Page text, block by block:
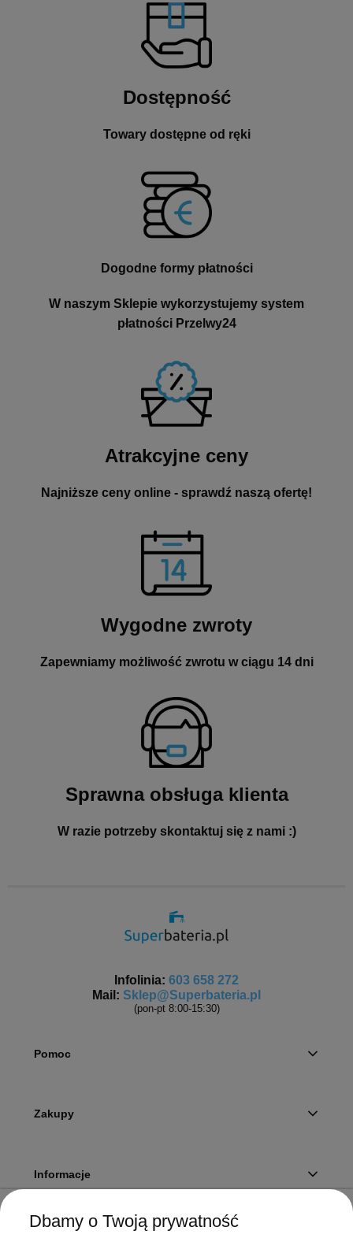
Dostępność
Towary dostępne od ręki
Dogodne formy płatności
W naszym Sklepie wykorzystujemy system
płatności Przelwy24
Atrakcyjne ceny
Najniższe ceny online - sprawdź naszą ofertę!
Wygodne zwroty
Zapewniamy możliwość zwrotu w ciągu 14 dni
Sprawna obsługa klienta
W razie potrzeby skontaktuj się z nami :)
Infolinia: 603 658 272
Mail: Sklep@Superbateria.pl
(pon-pt 8:00-15:30)
Pomoc
Zakupy
Informacje
Twoje konto
Dbamy o Twoją prywatność